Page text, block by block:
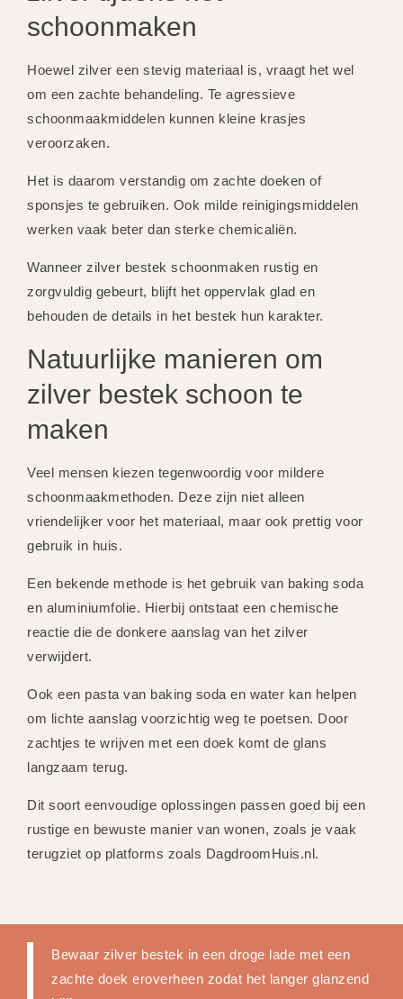
schoonmaken
Hoewel zilver een stevig materiaal is, vraagt het wel
om een zachte behandeling. Te agressieve
schoonmaakmiddelen kunnen kleine krasjes
veroorzaken.
Het is daarom verstandig om zachte doeken of
sponsjes te gebruiken. Ook milde reinigingsmiddelen
werken vaak beter dan sterke chemicaliën.
Wanneer zilver bestek schoonmaken rustig en
zorgvuldig gebeurt, blijft het oppervlak glad en
behouden de details in het bestek hun karakter.
Natuurlijke manieren om
zilver bestek schoon te
maken
Veel mensen kiezen tegenwoordig voor mildere
schoonmaakmethoden. Deze zijn niet alleen
vriendelijker voor het materiaal, maar ook prettig voor
gebruik in huis.
Een bekende methode is het gebruik van baking soda
en aluminiumfolie. Hierbij ontstaat een chemische
reactie die de donkere aanslag van het zilver
verwijdert.
Ook een pasta van baking soda en water kan helpen
om lichte aanslag voorzichtig weg te poetsen. Door
zachtjes te wrijven met een doek komt de glans
langzaam terug.
Dit soort eenvoudige oplossingen passen goed bij een
rustige en bewuste manier van wonen, zoals je vaak
terugziet op platforms zoals DagdroomHuis.nl.
Bewaar zilver bestek in een droge lade met een
zachte doek eroverheen zodat het langer glanzend